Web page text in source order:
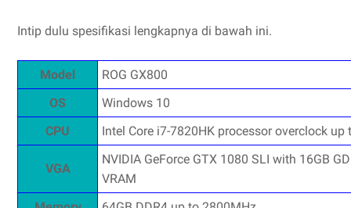
Intip dulu spesifikasi lengkapnya di bawah ini.
Model
ROG GX800
OS
Windows 10
CPU
Intel Core i7-7820HK processor overclock up
VGA
NVIDIA GeForce GTX 1080 SLI with 16GB
VRAM